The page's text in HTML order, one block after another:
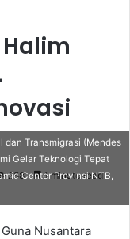
258 1 minute read
dan Transmigrasi (Mendes
Gelar Teknologi Tepat
Center Provinsi NTB,
Nusantara